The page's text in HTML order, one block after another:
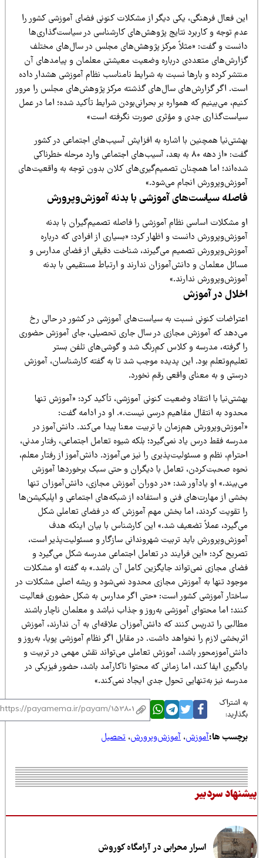
فعال فرهنگی، یکی دیگر از مشکلات کنونی فضای آموزشی کشور را
توجه و کاربرد نتایج پژوهش‌های کارشناسی در سیاست‌گذاری‌ها
و گفت: «مثلاً مرکز پژوهش‌های مجلس در سال‌های مختلف
متعددی درباره وضعیت معیشتی معلمان و پیامدهای آن
کرده و بارها نسبت به شرایط نامناسب نظام آموزشی هشدار داده
اگر گزارش‌های سال‌های گذشته مرکز پژوهش‌های مجلس را مرور
می‌بینیم که همواره بر بحرانی‌بودن شرایط تأکید شده؛ اما در عمل
جدی و مؤثری صورت نگرفته است»
همچنین با اشاره به افزایش آسیب‌های اجتماعی در کشور
گفت: «از دهه ۸۰ به بعد، آسیب‌های اجتماعی وارد مرحله خطرناکی
اما همچنان تصمیم‌گیری‌های کلان بدون توجه به واقعیت‌های
انجام می‌شود.»
سیاست‌های آموزشی با بدنه آموزش‌وپرورش
مشکلات اساسی نظام آموزشی را فاصله تصمیم‌گیران با بدنه
دانست و اظهار کرد: «بسیاری از افرادی که درباره
تصمیم می‌گیرند، شناخت دقیقی از فضای مدارس و
معلمان و دانش‌آموزان ندارند و ارتباط مستقیمی با بدنه
ندارند.»
در آموزش
کنونی نسبت به سیاست‌های آموزشی در کشور در حالی رخ
که آموزش مجازی در سال جاری تحصیلی، جای آموزش حضوری
گرفته، مدرسه و کلاس کم‌رنگ شد و گوشی‌های تلفن بستر
بود. این پدیده موجب شد تا به گفته کارشناسان، آموزش
و به معنای واقعی رقم نخورد.
با انتقاد وضعیت کنونی آموزشی، تأکید کرد: «آموزش تنها
به انتقال مفاهیم درسی نیست.». او در ادامه گفت:
هم‌زمان با تربیت معنا پیدا می‌کند. دانش‌آموز در
فقط درس یاد نمی‌گیرد؛ بلکه شیوه تعامل اجتماعی، رفتار مدنی،
نظم و مسئولیت‌پذیری را نیز می‌آموزد. دانش‌آموز از رفتار معلم،
صحبت‌کردن، تعامل با دیگران و حتی سبک برخوردها آموزش
او یادآور شد: «در دوران آموزش مجازی، دانش‌آموزان تنها
از مهارت‌های فنی و استفاده از شبکه‌های اجتماعی و اپلیکیشن‌ها
تقویت کردند، اما بخش مهم آموزش که در فضای تعاملی شکل
عملاً تضعیف شد.» این کارشناس با بیان اینکه هدف
باید تربیت شهروندانی سازگار و مسئولیت‌پذیر است،
کرد: «این فرایند در تعامل اجتماعی مدرسه شکل می‌گیرد و
مجازی نمی‌تواند جایگزین کامل آن باشد.» به گفته او مشکلات
تنها به آموزش مجازی محدود نمی‌شود و ریشه اصلی مشکلات در
آموزشی کشور است: «حتی اگر مدارس به شکل حضوری فعالیت
اما محتوای آموزشی به‌روز و جذاب نباشد و معلمان ناچار باشند
را تدریس کنند که دانش‌آموزان علاقه‌ای به آن ندارند، آموزش
لازم را نخواهد داشت. در مقابل اگر نظام آموزشی پویا، به‌روز و
باشد، آموزش تعاملی می‌تواند نقش مهمی در تربیت و
ایفا کند، اما زمانی که محتوا ناکارآمد باشد، حضور فیزیکی در
نیز به‌تنهایی تحول جدی ایجاد نمی‌کند.»
اشتراک
ها:آموزش،آموزش‌وپرورش،تحصیل
سردبیر
اسرار محرابی در آرامگاه کوروش